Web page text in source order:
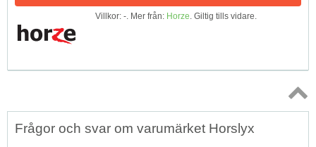
Villkor: -. Mer från: Horze. Giltig tills vidare.
Topp
Frågor och svar om varumärket Horslyx